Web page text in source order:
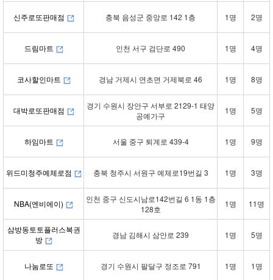
신주로또판매점 충북 음성군 중앙로 142 1층 1명 2명
드림마트 인천 서구 검단로 490 1명 4명
코사할인마트 경남 거제시 연초면 거제북로 46 1명 8명
대박로또판매점
경기 수원시 장안구 서부로 2129-1 태양
공예가구
1명 5명
하임마트 서울 중구 퇴계로 439-4 1명 9명
위드미청주예체로점 충북 청주시 서원구 예체로19번길 3 1명 3명
NBA(엔비에이)
인천 중구 신도시남로142번길 6 1동 1층
128호
1명 11명
삼방동토토플러스복권
방
경남 김해시 삼안로 239 1명 5명
나눔로또 경기 수원시 팔달구 정조로 791 1명 1명